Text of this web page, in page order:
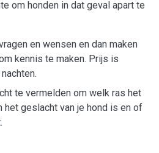
om honden in dat geval apart te
en wensen en dan maken
kennis te maken. Prijs is
te vermelden om welk ras het
het geslacht van je hond is en of